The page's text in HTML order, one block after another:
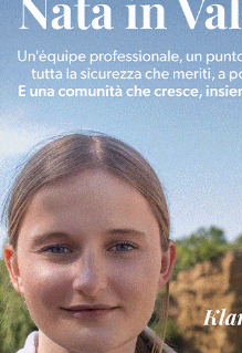
Cronaca 3 Agosto 2026
Scomparso da una
Fiorentino l’uomo
Levane nel 2020
Articolo precedente
Snodo ponte Pertini e impianti
semaforici: “Mettere a rischio la
sicurezza dei cittadini non è
accettabile”